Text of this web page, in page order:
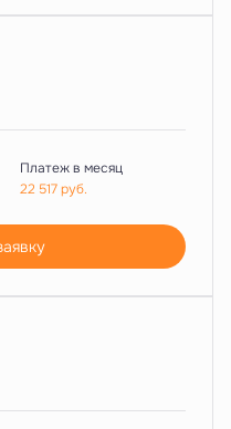
Платеж в месяц
22 517руб.